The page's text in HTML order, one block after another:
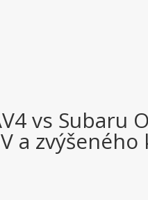
vs Subaru
a zvýšeného